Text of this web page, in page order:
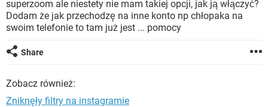
INSTAGRAM FACEBOOK
WINDOWS 10
SPOTIFY NETFLIX
FACEBOOK
WINDOWS 10
superzoom ale niestety nie mam takiej opcji, jak ją włączyć?
Dodam że jak przechodzę na inne konto np chłopaka na
swoim telefonie to tam już jest ... pomocy
Share
Zobacz również:
Zniknęły filtry na instagramie